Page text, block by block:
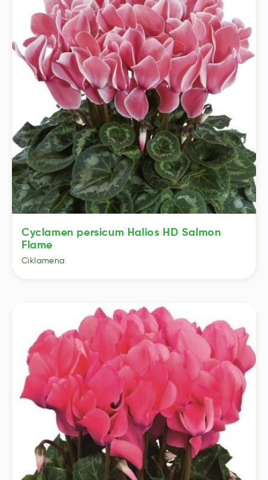
Cyclamen persicum Halios HD Salmon
Flame
Ciklamena